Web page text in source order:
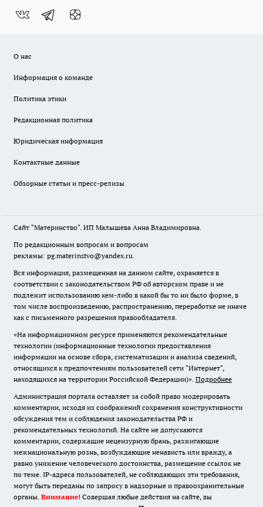
О нас
Информация о команде
Политика этики
Редакционная политика
Юридическая информация
Контактные данные
Обзорные статьи и пресс-релизы
Сайт "Материнство". ИП Малышева Анна Владимировна.
По редакционным вопросам и вопросам
рекламы: pg.materinstvo@yandex.ru.
Вся информация, размещенная на данном сайте, охраняется в
соответствии с законодательством РФ об авторском праве и не
подлежит использованию кем-либо в какой бы то ни было форме, в
том числе воспроизведению, распространению, переработке не иначе
как с письменного разрешения правообладателя.
«На информационном ресурсе применяются рекомендательные
технологии (информационные технологии предоставления
информации на основе сбора, систематизации и анализа сведений,
относящихся к предпочтениям пользователей сети "Интернет",
находящихся на территории Российской Федерации)». Подробнее
Администрация портала оставляет за собой право модерировать
комментарии, исходя из соображений сохранения конструктивности
обсуждения тем и соблюдения законодательства РФ и
рекомендательных технологий. На сайте не допускаются
комментарии, содержащие нецензурную брань, разжигающие
межнациональную рознь, возбуждающие ненависть или вражду, а
равно унижение человеческого достоинства, размещение ссылок не
по теме. IP-адреса пользователей, не соблюдающих эти требования,
могут быть переданы по запросу в надзорные и правоохранительные
органы. Внимание! Совершая любые действия на сайте, вы